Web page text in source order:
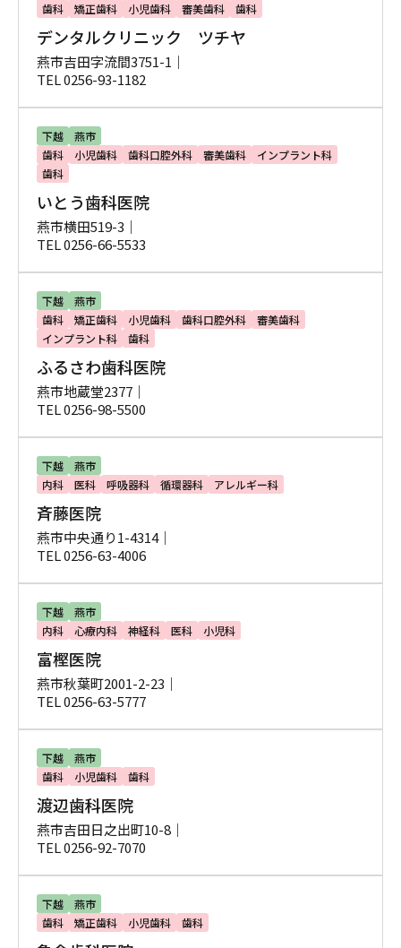
歯科
矯正歯科 小児歯科 審美歯科 歯科
デンタルクリニック ツチヤ
燕市吉田字流間3751-1｜
TEL 0256-93-1182
下越
燕市
歯科
小児歯科 歯科口腔外科 審美歯科
インプラント科
歯科
いとう歯科医院
燕市横田519-3｜
TEL 0256-66-5533
下越
燕市
歯科
矯正歯科 小児歯科 歯科口腔外科
審美歯科
インプラント科
歯科
ふるさわ歯科医院
燕市地蔵堂2377｜
TEL 0256-98-5500
下越
燕市
内科
医科 呼吸器科 循環器科 アレルギー科
斉藤医院
燕市中央通り1-4314｜
TEL 0256-63-4006
下越
燕市
内科
心療内科 神経科 医科 小児科
富樫医院
燕市秋葉町2001-2-23｜
TEL 0256-63-5777
下越
燕市
歯科
小児歯科 歯科
渡辺歯科医院
燕市吉田日之出町10-8｜
TEL 0256-92-7070
下越
燕市
歯科
矯正歯科 小児歯科 歯科